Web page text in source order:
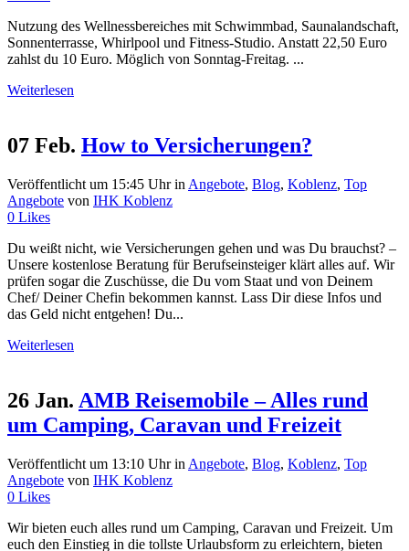
Nutzung des Wellnessbereiches mit Schwimmbad, Saunalandschaft,
Sonnenterrasse, Whirlpool und Fitness-Studio. Anstatt 22,50 Euro
zahlst du 10 Euro. Möglich von Sonntag-Freitag. ...
Weiterlesen
07 Feb. How to Versicherungen?
Veröffentlicht um 15:45 Uhrin Angebote, Blog, Koblenz, Top
Angebote von IHK Koblenz
0 Likes
Du weißt nicht, wie Versicherungen gehen und was Du brauchst? –
Unsere kostenlose Beratung für Berufseinsteiger klärt alles auf. Wir
prüfen sogar die Zuschüsse, die Du vom Staat und von Deinem
Chef/ Deiner Chefin bekommen kannst. Lass Dir diese Infos und
das Geld nicht entgehen! Du...
Weiterlesen
26 Jan. AMB Reisemobile – Alles rund
um Camping, Caravan und Freizeit
Veröffentlicht um 13:10 Uhrin Angebote, Blog, Koblenz, Top
Angebote von IHK Koblenz
0 Likes
Wir bieten euch alles rund um Camping, Caravan und Freizeit. Um
euch den Einstieg in die tollste Urlaubsform zu erleichtern, bieten